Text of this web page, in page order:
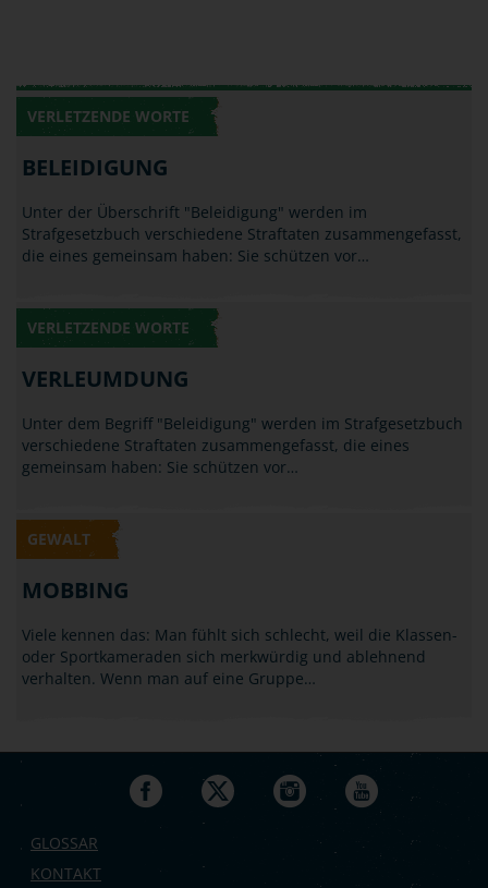
VERLETZENDE WORTE
BELEIDIGUNG
Unter der Überschrift "Beleidigung" werden im
Strafgesetzbuch verschiedene Straftaten zusammengefasst,
die eines gemeinsam haben: Sie schützen vor…
VERLETZENDE WORTE
VERLEUMDUNG
Unter dem Begriff "Beleidigung" werden im Strafgesetzbuch
verschiedene Straftaten zusammengefasst, die eines
gemeinsam haben: Sie schützen vor…
GEWALT
MOBBING
Viele kennen das: Man fühlt sich schlecht, weil die Klassen-
oder Sportkameraden sich merkwürdig und ablehnend
verhalten. Wenn man auf eine Gruppe…
GLOSSAR
KONTAKT